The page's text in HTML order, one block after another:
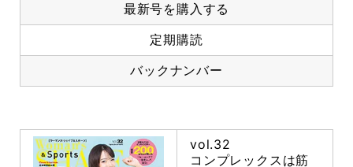
最新号を購入する
定期購読
バックナンバー
vol.32
コンプレックスは筋